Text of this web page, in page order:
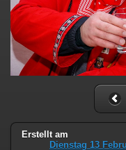
Erstellt am
Dienstag 13